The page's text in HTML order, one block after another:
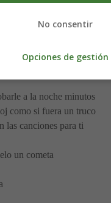
minuto cien años más
vez más
a la noche minutos
como si fuera un truco
las canciones para ti
un cometa
No consentir
Opciones de gestión